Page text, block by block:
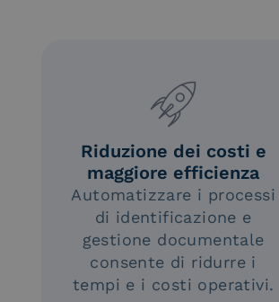
Riduzione dei costi e
maggiore efficienza
Automatizzare i processi
di identificazione e
gestione documentale
consente di ridurre i
tempi e i costi operativi.